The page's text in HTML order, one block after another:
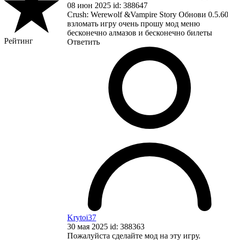
Рейтинг
08 июн 2025 id: 388647
Crush: Werewolf &Vampire Story Обнови 0.5.60
взломать игру очень прошу мод меню
бесконечно алмазов и бесконечно билеты
Ответить
Krytoi37
30 мая 2025 id: 388363
Пожалуйста сделайте мод на эту игру.